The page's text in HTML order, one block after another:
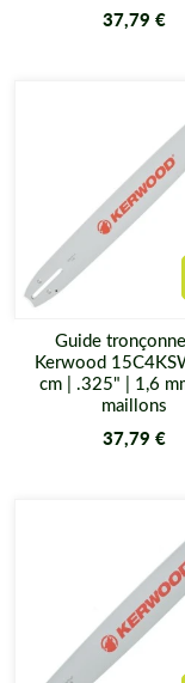
37,79 €
Guide
Kerwood
cm | .325" | 1,6
maillons
37,79 €